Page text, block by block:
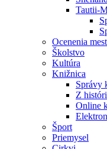
Tautii-
Ocenenia
Školstvo
Kultúra
Knižnica
Správy
Z
Online
Šport
Priemysel